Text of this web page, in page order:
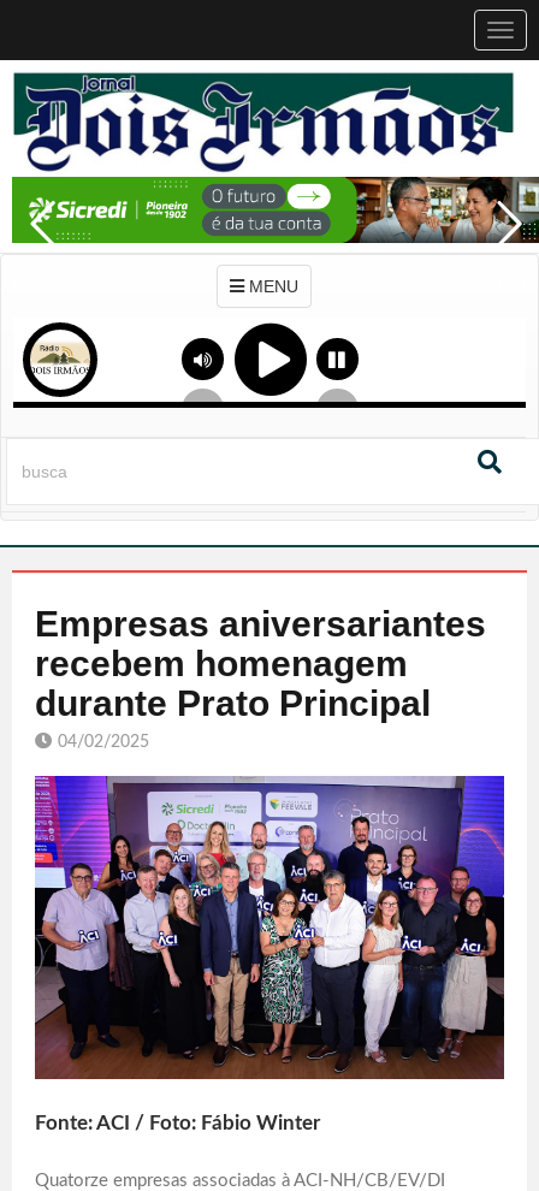
MENU
Empresas aniversariantes
recebem homenagem
durante Prato Principal
04/02/2025
Fonte: ACI / Foto: Fábio Winter
Quatorze empresas associadas à ACI-NH/CB/EV/DI